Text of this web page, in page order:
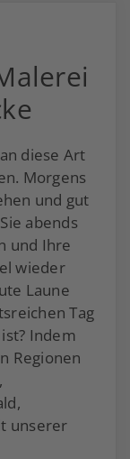
diese Art
Morgens
und gut
abends
und Ihre
wieder
Laune
Tag
Indem
Regionen
unserer